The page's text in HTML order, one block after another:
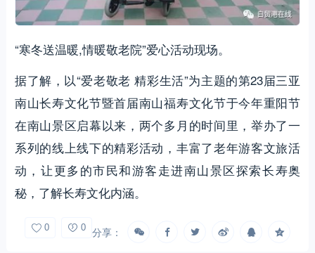
“寒冬送温暖,情暖敬老院”爱心活动现场。
据了解，以“爱老敬老 精彩生活”为主题的第23届三亚
南山长寿文化节暨首届南山福寿文化节于今年重阳节
在南山景区启幕以来，两个多月的时间里，举办了一
系列的线上线下的精彩活动，丰富了老年游客文旅活
动，让更多的市民和游客走进南山景区探索长寿奥
秘，了解长寿文化内涵。
0 0 分享：